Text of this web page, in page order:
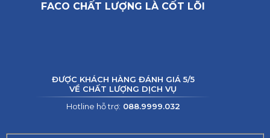
FACO CHẤT LƯỢNG LÀ CỐT LÕI
ĐƯỢC KHÁCH HÀNG ĐÁNH GIÁ 5/5
VỀ CHẤT LƯỢNG DỊCH VỤ
Hotline hỗ trợ: 088.9999.032